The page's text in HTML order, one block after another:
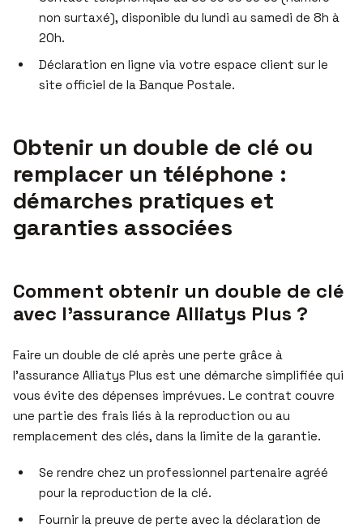
non surtaxé), disponible du lundi au samedi de 8h à
20h.
Déclaration en ligne via votre espace client sur le
site officiel de la Banque Postale.
Obtenir un double de clé ou
remplacer un téléphone :
démarches pratiques et
garanties associées
Comment obtenir un double de clé
avec l’assurance Alliatys Plus ?
Faire un double de clé après une perte grâce à
l’assurance Alliatys Plus est une démarche simplifiée qui
vous évite des dépenses imprévues. Le contrat couvre
une partie des frais liés à la reproduction ou au
remplacement des clés, dans la limite de la garantie.
Se rendre chez un professionnel partenaire agréé
pour la reproduction de la clé.
Fournir la preuve de perte avec la déclaration de